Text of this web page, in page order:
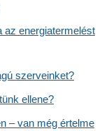
az energiatermelést
szerveinket?
ellene?
– van még értelme